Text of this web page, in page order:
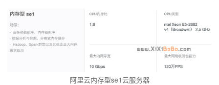
阿里云内存型se1云服务器